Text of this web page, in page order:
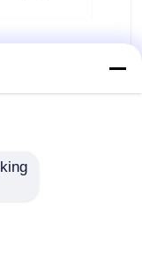
sel disodique